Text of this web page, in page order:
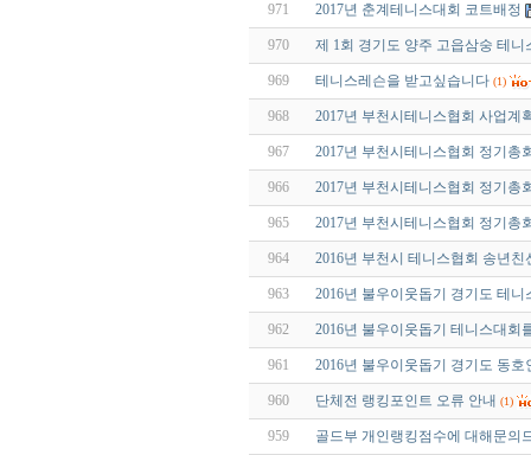
971 2017년 춘계테니스대회 코트배정
970 제 1회 경기도 양주 고읍삼숭 테
969 테니스레슨을 받고싶습니다 (1)
968 2017년 부천시테니스협회 사업계
967 2017년 부천시테니스협회 정기총
966 2017년 부천시테니스협회 정기총
965 2017년 부천시테니스협회 정기총
964 2016년 부천시 테니스협회 송년
963 2016년 불우이웃돕기 경기도 테니
962 2016년 불우이웃돕기 테니스대회
961 2016년 불우이웃돕기 경기도 동
960 단체전 랭킹포인트 오류 안내 (1)
959 골드부 개인랭킹점수에 대해문의